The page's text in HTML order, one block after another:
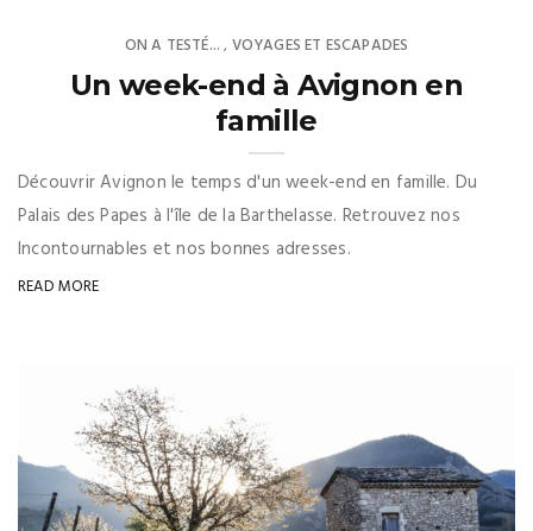
ON A TESTÉ... , VOYAGES ET ESCAPADES
Un week-end à Avignon en
famille
Découvrir Avignon le temps d'un week-end en famille. Du
Palais des Papes à l'île de la Barthelasse. Retrouvez nos
Incontournables et nos bonnes adresses.
READ MORE